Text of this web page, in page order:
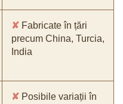
✘ Fabricate în țări
precum China, Turcia,
India
✘ Posibile variații în